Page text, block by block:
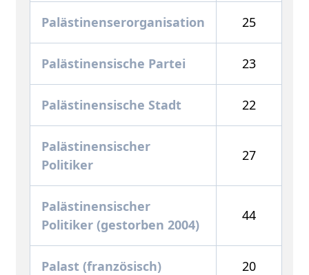
Palästinenserorganisation 25
Palästinensische Partei 23
Palästinensische Stadt 22
Palästinensischer
Politiker
27
Palästinensischer
Politiker (gestorben 2004)
44
Palast (französisch) 20